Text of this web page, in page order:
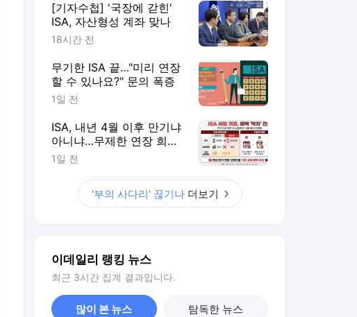
[기자수첩] '국장에 갇힌'
ISA, 자산형성 계좌 맞나
18시간 전
무기한 ISA 끝…"미리 연장
할 수 있나요?" 문의 폭증
1일 전
ISA, 내년 4월 이후 만기냐
아니냐…무제한 연장 희비
갈려
1일 전
'부의 사다리' 끊기나 더보기
이데일리 랭킹 뉴스
최근 3시간 집계 결과입니다.
많이 본 뉴스 탐독한 뉴스